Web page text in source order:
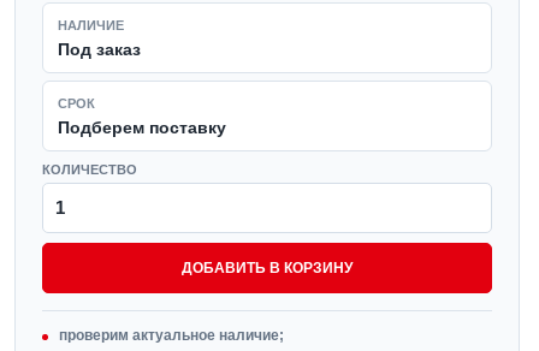
НАЛИЧИЕ
Под заказ
СРОК
Подберем поставку
КОЛИЧЕСТВО
ДОБАВИТЬ В КОРЗИНУ
проверим актуальное наличие;